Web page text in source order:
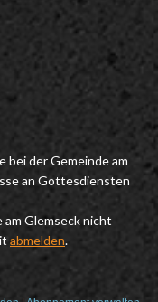
bei der Gemeinde am
an Gottesdiensten
am Glemseck nicht
abmelden.